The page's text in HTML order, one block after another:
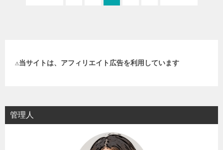
⚠️当サイトは、アフィリエイト広告を利用しています
管理人